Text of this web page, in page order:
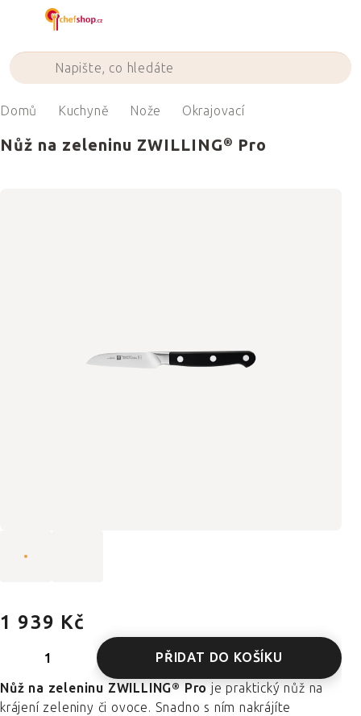
Domů Kuchyně Nože Okrajovací
Nůž na zeleninu ZWILLING® Pro
1 939 Kč
PŘIDAT DO KOŠÍKU
Nůž na zeleninu ZWILLING® Pro je praktický nůž na
krájení zeleniny či ovoce. Snadno s ním nakrájíte